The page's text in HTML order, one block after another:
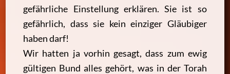
gefährliche Einstellung erklären. Sie ist so
gefährlich, dass sie kein einziger Gläubiger
haben darf!
Wir hatten ja vorhin gesagt, dass zum ewig
gültigen Bund alles gehört, was in der Torah